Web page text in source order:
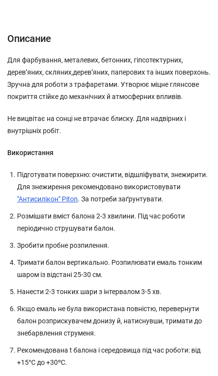
Описание
Для фарбування, металевих, бетонних, гіпсотектурних,
дерев’яних, скляних,дерев’яних, паперових та інших поверхонь.
Зручна для роботи з трафаретами. Утворює міцне глянсове
покриття стійке до механічних й атмосферних впливів.
Не вицвітає на сонці не втрачає блиску. Для надвірних і
внутрішніх робіт.
Використання
Підготувати поверхню: очистити, відшліфувати, знежирити.
Для знежирення рекомендовано використовувати
"Антисилікон" Piton. За потреби заґрунтувати.
Розмішати вміст балона 2-3 хвилини. Під час роботи
періодично струшувати балон.
Зробити пробне розпилення.
Тримати балон вертикально. Розпилювати емаль тонким
шаром із відстані 25-30 см.
Нанести 2-3 тонких шари з інтервалом 3-5 хв.
Якщо емаль не була використана повністю, перевернути
балон розприскувачем донизу й, натиснувши, тримати до
знебарвлення струменя.
Рекомендована t балона і середовища під час роботи: від
+15°C до +30ºС.